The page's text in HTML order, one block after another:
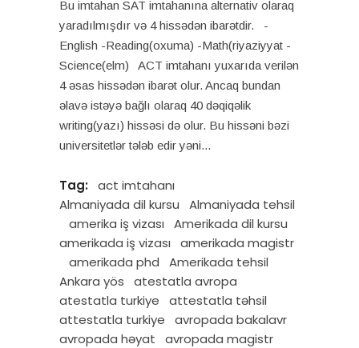
Bu imtahan SAT imtahanına alternativ olaraq
yaradılmışdır və 4 hissədən ibarətdir. -
English -Reading(oxuma) -Math(riyaziyyat -
Science(elm) ACT imtahanı yuxarıda verilən
4 əsas hissədən ibarət olur. Ancaq bundan
əlavə istəyə bağlı olaraq 40 dəqiqəlik
writing(yazı) hissəsi də olur. Bu hissəni bəzi
universitetlər tələb edir yəni
Tag:
act imtahanı
Almaniyada dil kursu
Almaniyada tehsil
amerika iş vizası
Amerikada dil kursu
amerikada iş vizası
amerikada magistr
amerikada phd
Amerikada tehsil
Ankara yös
atestatla avropa
atestatla turkiye
attestatla təhsil
attestatla turkiye
avropada bakalavr
avropada həyat
avropada magistr